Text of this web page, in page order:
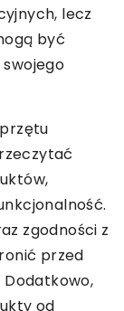
lecz
być
zgodności z
przed
od